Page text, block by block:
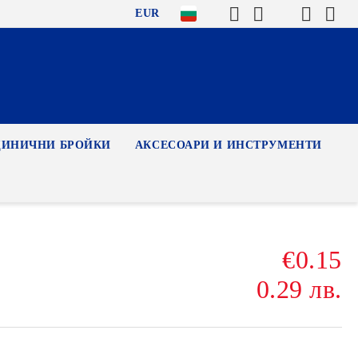
EUR
БРОЙКИ АКСЕСОАРИ И ИНСТРУМЕНТИ
€0.15
0.29 лв.